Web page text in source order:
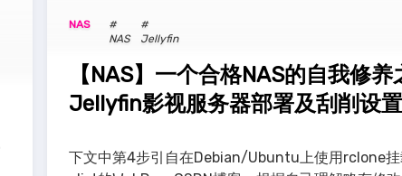
NAS
#
NAS
#
Jellyfin
【NAS】一个合格NAS的自我修养
Jellyfin影视服务器部署及刮削设置
下文中第4步引自在Debian/Ubuntu上使用rclone